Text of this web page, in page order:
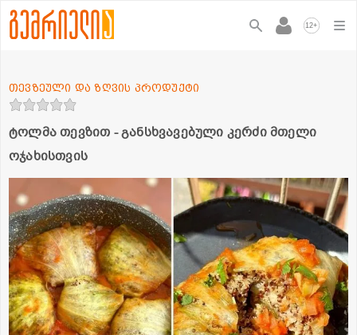
12+
ტოლმა თევზით - განსხვავებული კერძი მთელი
ოჯახისთვის
თევზეული და ზღვის პროდუქტი